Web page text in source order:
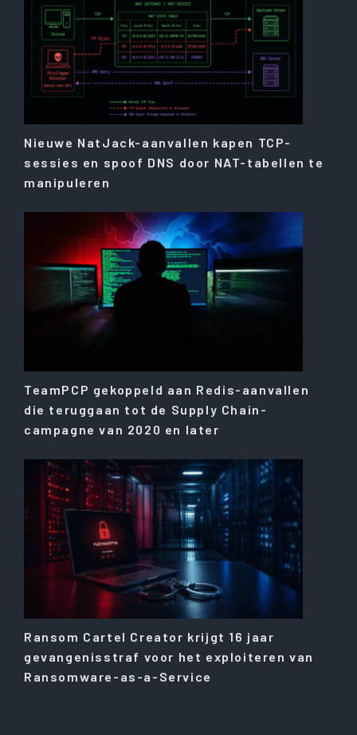
Nieuwe NatJack-aanvallen kapen TCP-
sessies en spoof DNS door NAT-tabellen te
manipuleren
TeamPCP gekoppeld aan Redis-aanvallen
die teruggaan tot de Supply Chain-
campagne van 2020 en later
Ransom Cartel Creator krijgt 16 jaar
gevangenisstraf voor het exploiteren van
Ransomware-as-a-Service